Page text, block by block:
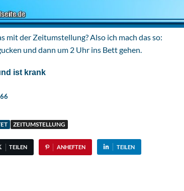
mit der Zeitumstellung? Also ich mach das so:
und dann um 2 Uhr ins Bett gehen.
ist krank
ZEITUMSTELLUNG
TEILEN ANHEFTEN TEILEN